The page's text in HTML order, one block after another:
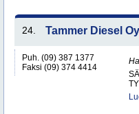
24. Tammer Diesel Oy
Puh. (09) 387 1377
Faksi (09) 374 4414